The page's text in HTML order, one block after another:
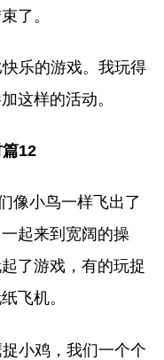
了。
乐的游戏。我玩得
这样的活动。
12
像小鸟一样飞出了
起来到宽阔的操
了游戏，有的玩捉
飞机。
小鸡，我们一个个